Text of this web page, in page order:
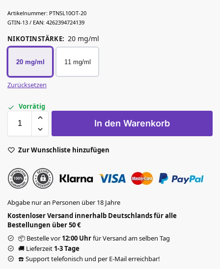
Artikelnummer: PTNSL10OT-20
GTIN-13 / EAN: 4262394724139
NIKOTINSTÄRKE: 20 mg/ml
20 mg/ml 11 mg/ml
Zurücksetzen
Vorrätig
In den Warenkorb
Zur Wunschliste hinzufügen
Abgabe nur an Personen über 18 Jahre
Kostenloser Versand innerhalb Deutschlands für alle
Bestellungen über 50 €
📦 Bestelle vor12:00 Uhrfür Versand am selben Tag
🚚 Lieferzeit 1-3 Tage
☎️ Support telefonisch und per E-Mail erreichbar!